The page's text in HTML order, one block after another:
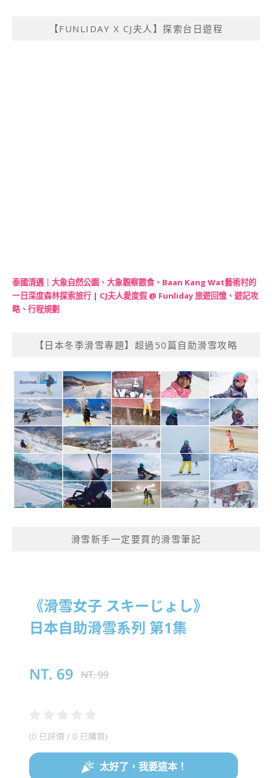
【FUNLIDAY X CJ夫人】探索台日遊程
泰國清邁｜大象自然公園、大象觀察餵食、Baan Kang Wat藝術村的
一日深度森林探索旅行 | CJ夫人愛度假 @ Funliday 旅遊回憶、遊記攻
略、行程規劃
【日本冬季滑雪專題】超過50篇自助滑雪攻略
滑雪新手一定要買的滑雪筆記